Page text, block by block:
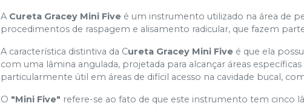
A Cureta Gracey Mini Five é um instrumento utilizado na área de
procedimentos de raspagem e alisamento radicular, que fazem
A característica distintiva da Cureta Gracey Mini Five é que ela
com uma lâmina angulada, projetada para alcançar áreas
particularmente útil em áreas de difícil acesso na cavidade bucal,
O "Mini Five" refere-se ao fato de que este instrumento tem cinco